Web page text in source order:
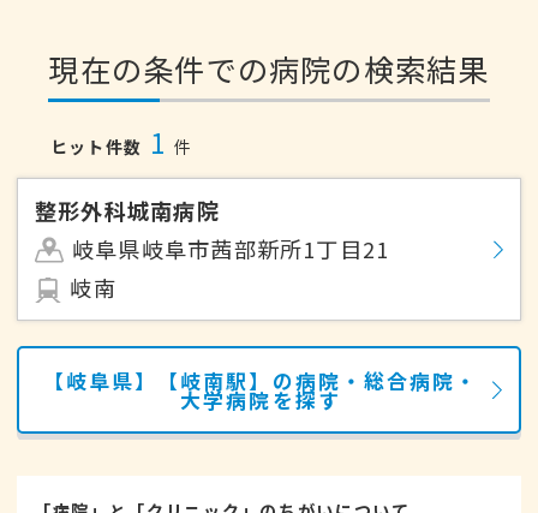
現在の条件での病院の検索結果
ヒット件数 1 件
整形外科城南病院
岐阜県岐阜市茜部新所1丁目21
岐南
【岐阜県】【岐南駅】の病院・総合病院・
大学病院を探す